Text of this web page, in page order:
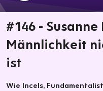
#146 -
Männlichkeit
ist
Wie Incels,